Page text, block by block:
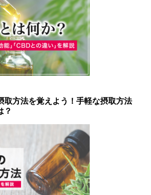
取方法を覚えよう！手軽な摂取方法
？